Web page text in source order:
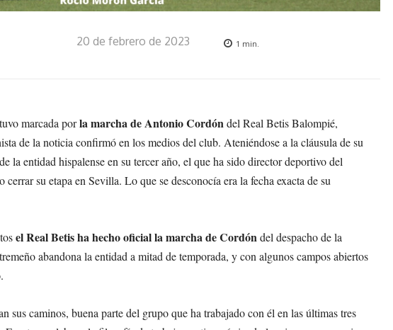
20 de febrero de 2023 1 min.
marcada porla marcha de Antonio Cordóndel Real Betis Balompié,
de la noticia confirmó en los medios del club. Ateniéndose a la cláusula de su
la entidad hispalense en su tercer año, el que ha sido director deportivo del
su etapa en Sevilla. Lo que se desconocía era la fecha exacta de su
el Real Betis ha hecho oficial la marcha de Cordóndel despacho de la
abandona la entidad a mitad de temporada, y con algunos campos abiertos
sus caminos, buena parte del grupo que ha trabajado con él en las últimas tres